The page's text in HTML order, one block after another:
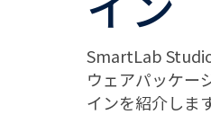
SmartLab
ウェアパッケー
インを紹介します